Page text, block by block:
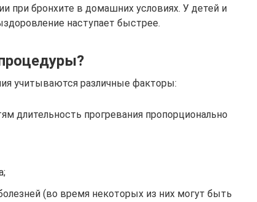
при бронхите в домашних условиях. У детей и
наступает быстрее.
учитываются различные факторы:
длительность прогревания пропорционально
(во время некоторых из них могут быть